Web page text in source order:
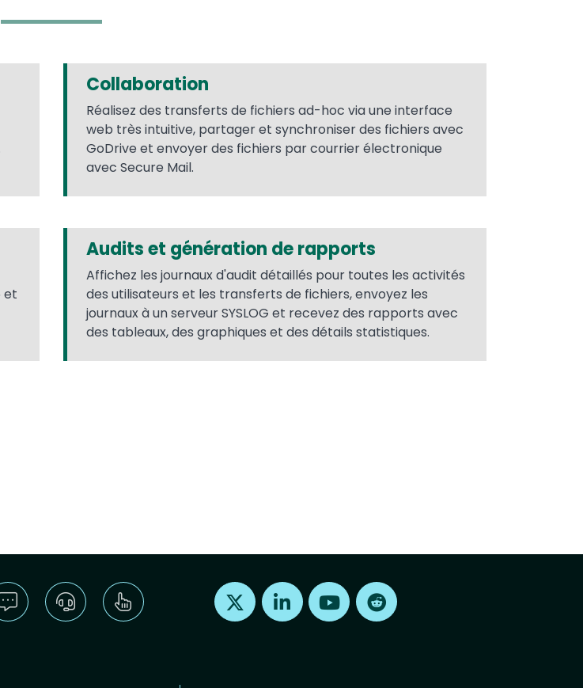
Collaboration
Réalisez des transferts de fichiers ad-hoc via une interface
web très intuitive, partager et synchroniser des fichiers avec
GoDrive et envoyer des fichiers par courrier électronique
avec Secure Mail.
et
Audits et génération de rapports
Affichez les journaux d'audit détaillés pour toutes les activités
des utilisateurs et les transferts de fichiers, envoyez les
journaux à un serveur SYSLOG et recevez des rapports avec
des tableaux, des graphiques et des détails statistiques.
Find us on X Find us on LinkedInFind us on Youtube